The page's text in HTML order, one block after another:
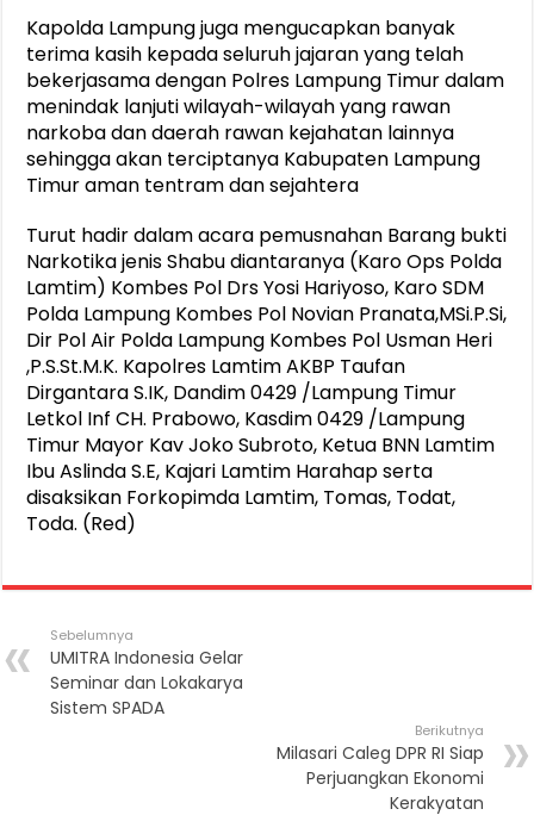
Kapolda Lampung juga mengucapkan banyak
terima kasih kepada seluruh jajaran yang telah
bekerjasama dengan Polres Lampung Timur dalam
menindak lanjuti wilayah-wilayah yang rawan
narkoba dan daerah rawan kejahatan lainnya
sehingga akan terciptanya Kabupaten Lampung
Timur aman tentram dan sejahtera
Turut hadir dalam acara pemusnahan Barang bukti
Narkotika jenis Shabu diantaranya (Karo Ops Polda
Lamtim) Kombes Pol Drs Yosi Hariyoso, Karo SDM
Polda Lampung Kombes Pol Novian Pranata,MSi.P.Si,
Dir Pol Air Polda Lampung Kombes Pol Usman Heri
,P.S.St.M.K. Kapolres Lamtim AKBP Taufan
Dirgantara S.IK, Dandim 0429 /Lampung Timur
Letkol Inf CH. Prabowo, Kasdim 0429 /Lampung
Timur Mayor Kav Joko Subroto, Ketua BNN Lamtim
Ibu Aslinda S.E, Kajari Lamtim Harahap serta
disaksikan Forkopimda Lamtim, Tomas, Todat,
Toda. (Red)
Sebelumnya
UMITRA Indonesia Gelar
Seminar dan Lokakarya
Sistem SPADA
Berikutnya
Milasari Caleg DPR RI Siap
Perjuangkan Ekonomi
Kerakyatan